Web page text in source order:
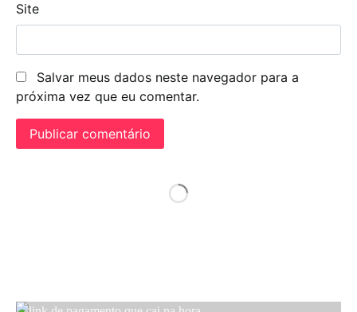
Site
Salvar meus dados neste navegador para a
próxima vez que eu comentar.